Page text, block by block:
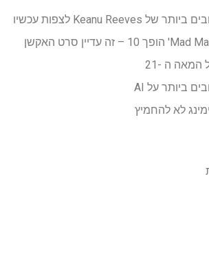
'Mad Max: Road Road' הופך 10 – זה עדיין סרט האקשן
המאה ה -21
לא להחמיץ